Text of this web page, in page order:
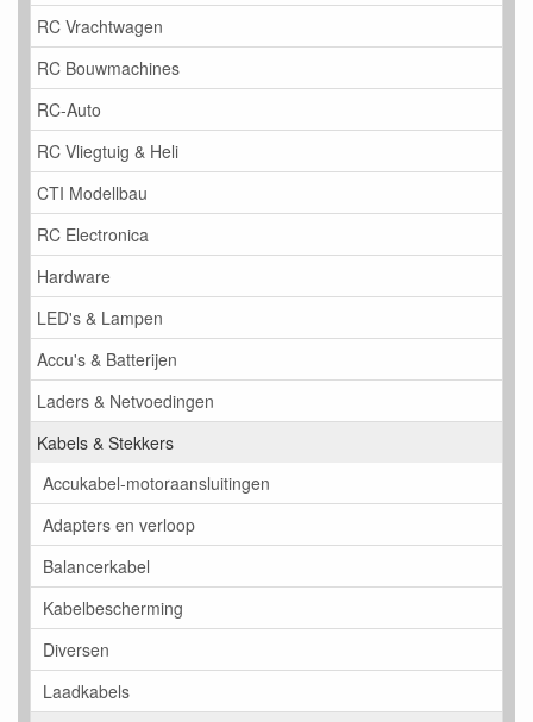
RC Vrachtwagen
RC Bouwmachines
RC-Auto
RC Vliegtuig & Heli
CTI Modellbau
RC Electronica
Hardware
LED's & Lampen
Accu's & Batterijen
Laders & Netvoedingen
Kabels & Stekkers
Accukabel-motoraansluitingen
Adapters en verloop
Balancerkabel
Kabelbescherming
Diversen
Laadkabels